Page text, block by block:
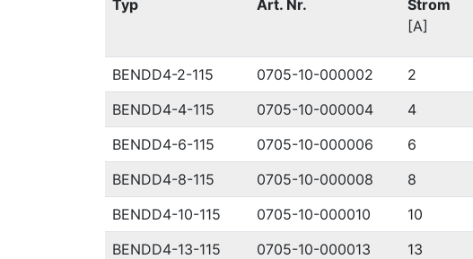
Typ Art. Nr.
Strom
[A]
BENDD4-2-115
0705-10-000002 2
BENDD4-4-115
0705-10-000004 4
BENDD4-6-115
0705-10-000006 6
BENDD4-8-115
0705-10-000008 8
BENDD4-10-115
0705-10-000010 10
BENDD4-13-115
0705-10-000013 13